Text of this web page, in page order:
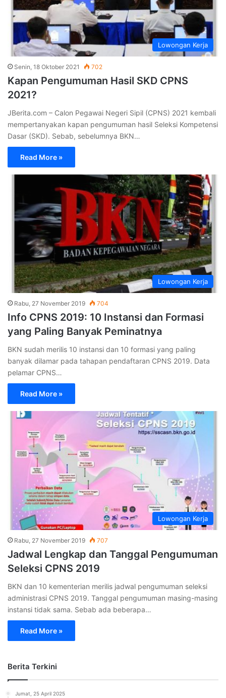
Lowongan Kerja
Senin, 18 Oktober 2021 702
Kapan Pengumuman Hasil SKD CPNS
2021?
JBerita.com – Calon Pegawai Negeri Sipil (CPNS) 2021 kembali
mempertanyakan kapan pengumuman hasil Seleksi Kompetensi
Dasar (SKD). Sebab, sebelumnya BKN…
Read More »
Lowongan Kerja
Rabu, 27 November 2019 704
Info CPNS 2019: 10 Instansi dan Formasi
yang Paling Banyak Peminatnya
BKN sudah merilis 10 instansi dan 10 formasi yang paling
banyak dilamar pada tahapan pendaftaran CPNS 2019. Data
pelamar CPNS…
Read More »
Lowongan Kerja
Rabu, 27 November 2019 707
Jadwal Lengkap dan Tanggal Pengumuman
Seleksi CPNS 2019
BKN dan 10 kementerian merilis jadwal pengumuman seleksi
administrasi CPNS 2019. Tanggal pengumuman masing-masing
instansi tidak sama. Sebab ada beberapa…
Read More »
Berita Terkini
Jumat, 25 April 2025